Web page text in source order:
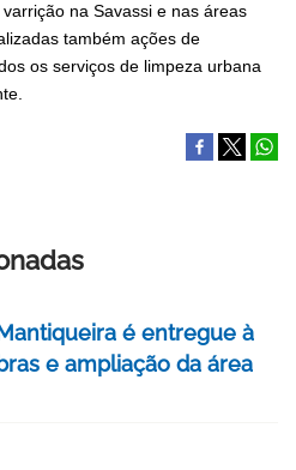
​na Savassi e na​s​ área​s​
também ações de
os serviços ​de limpeza urbana
é entregue à
e ampliação da área